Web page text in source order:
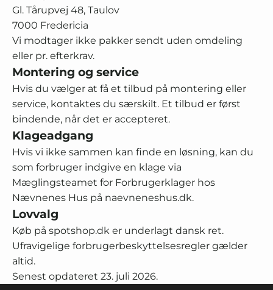
Gl. Tårupvej 48, Taulov
7000 Fredericia
Vi modtager ikke pakker sendt uden omdeling
eller pr. efterkrav.
Montering og service
Hvis du vælger at få et tilbud på montering eller
service, kontaktes du særskilt. Et tilbud er først
bindende, når det er accepteret.
Klageadgang
Hvis vi ikke sammen kan finde en løsning, kan du
som forbruger indgive en klage via
Mæglingsteamet for Forbrugerklager hos
Nævnenes Hus på naevneneshus.dk.
Lovvalg
Køb på spotshop.dk er underlagt dansk ret.
Ufravigelige forbrugerbeskyttelsesregler gælder
altid.
Senest opdateret 23. juli 2026.